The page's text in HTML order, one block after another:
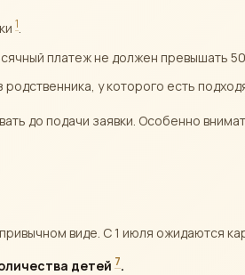
1
платеж не должен превышать
у которого есть
до подачи заявки. Особенно
виде. С 1 июля ожидаются
детей 7.